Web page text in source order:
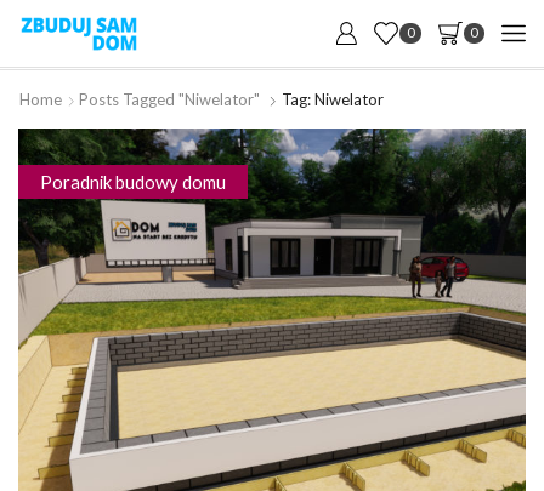
0 0
Home Posts Tagged "niwelator" Tag: Niwelator
Poradnik budowy domu